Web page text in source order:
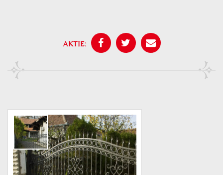
AKTIE: